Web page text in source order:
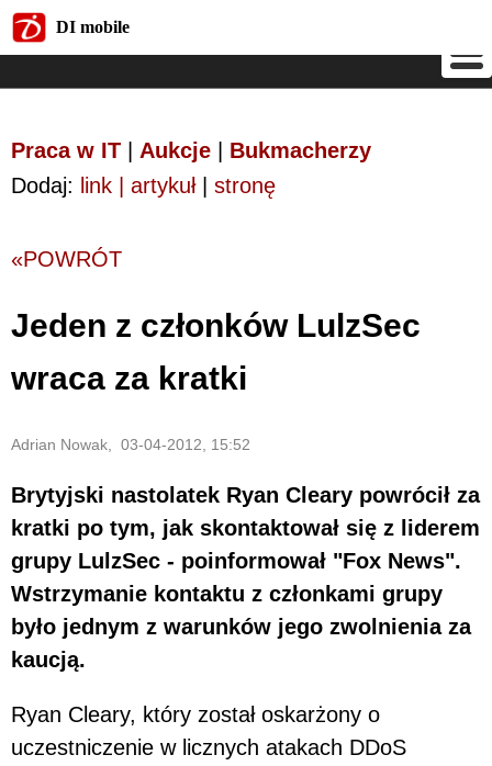
DI mobile
Praca w IT Aukcje
Bukmacherzy
Dodaj: link | artykuł| stronę
«POWRÓT
Jeden z członków LulzSec
wraca za kratki
Adrian Nowak, 03-04-2012, 15:52
Brytyjski nastolatek Ryan Cleary powrócił za
kratki po tym, jak skontaktował się z liderem
grupy LulzSec - poinformował "Fox News".
Wstrzymanie kontaktu z członkami grupy
było jednym z warunków jego zwolnienia za
kaucją.
Ryan Cleary, który został oskarżony o
uczestniczenie w licznych atakach DDoS
DI mobile